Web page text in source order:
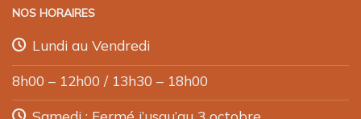
NOS HORAIRES
Lundi au Vendredi
8h00 – 12h00 / 13h30 – 18h00
Samedi : Fermé j’usqu’au 3 octobre